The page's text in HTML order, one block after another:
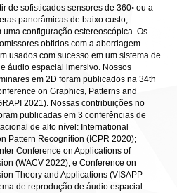
de sofisticados sensores de 360◦ ou a
panorâmicas de baixo custo,
uma configuração estereoscópica. Os
obtidos com a abordagem
usados com sucesso em um sistema de
áudio espacial imersivo. Nossos
em 2D foram publicados na 34th
on Graphics, Patterns and
2021). Nossas contribuições no
publicadas em 3 conferências de
de alto nível: International
Pattern Recognition (ICPR 2020);
Conference on Applications of
(WACV 2022); e Conference on
Theory and Applications (VISAPP
de reprodução de áudio espacial